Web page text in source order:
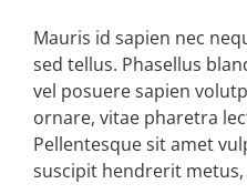
Mauris id sapien nec
sed tellus. Phasellus
vel posuere sapien
ornare, vitae pharetra
Pellentesque sit amet
suscipit hendrerit